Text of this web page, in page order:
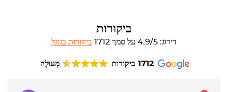
ביקורות
דירוג: 4.9/5 על סמך 1712 ביקורות בגוגל
מְעוּלֶה 1712 ביקורות